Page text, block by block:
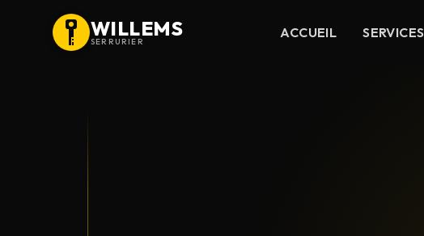
WILLEMS
SERRURIER
ACCUEIL SERVICES